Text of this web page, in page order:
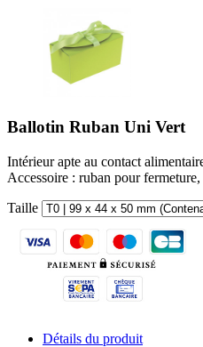
Ballotin Ruban Uni Vert
Intérieur apte au contact
Accessoire : ruban pour
Taille
Détails du produit